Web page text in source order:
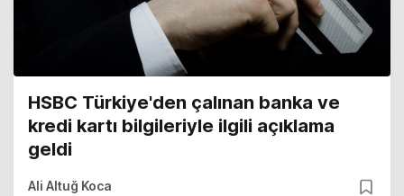
HSBC Türkiye'den çalınan banka ve
kredi kartı bilgileriyle ilgili açıklama
geldi
Ali Altuğ Koca